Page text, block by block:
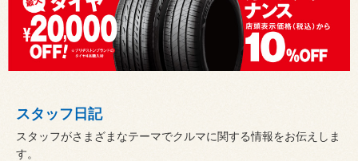
スタッフ日記
スタッフがさまざまなテーマでクルマに関する情報をお伝えしま
す。